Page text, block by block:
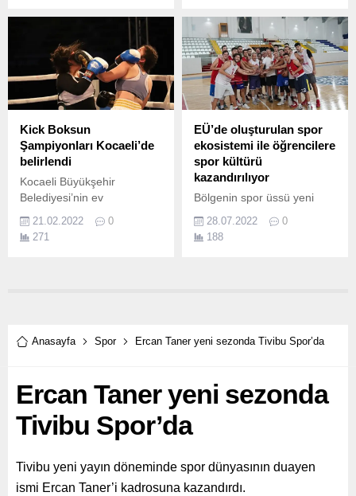
Kick Boksun
Şampiyonları Kocaeli’de
belirlendi
Kocaeli Büyükşehir
Belediyesi’nin ev
Türkiye Profesyonel Kick
Boks Şampiyonası sona
Büyükşehir Belediyesi,
sahipliği yaparak spor kenti
Kocaeli’nin tanıtımına...
21.02.2022
0
271
EÜ’de oluşturulan spor
ekosistemi ile öğrencilere
spor kültürü
kazandırılıyor
Bölgenin spor üssü yeni
Yükseköğretim kurumlarına
örnek teşkil eden öğrenci
yaştan bireye spor kültürü
28.07.2022
0
188
Anasayfa Spor Ercan Taner yeni sezonda Tivibu Spor’da
Ercan Taner yeni sezonda
Tivibu Spor’da
Tivibu yeni yayın döneminde spor dünyasının duayen
ismi Ercan Taner’i kadrosuna kazandırdı.